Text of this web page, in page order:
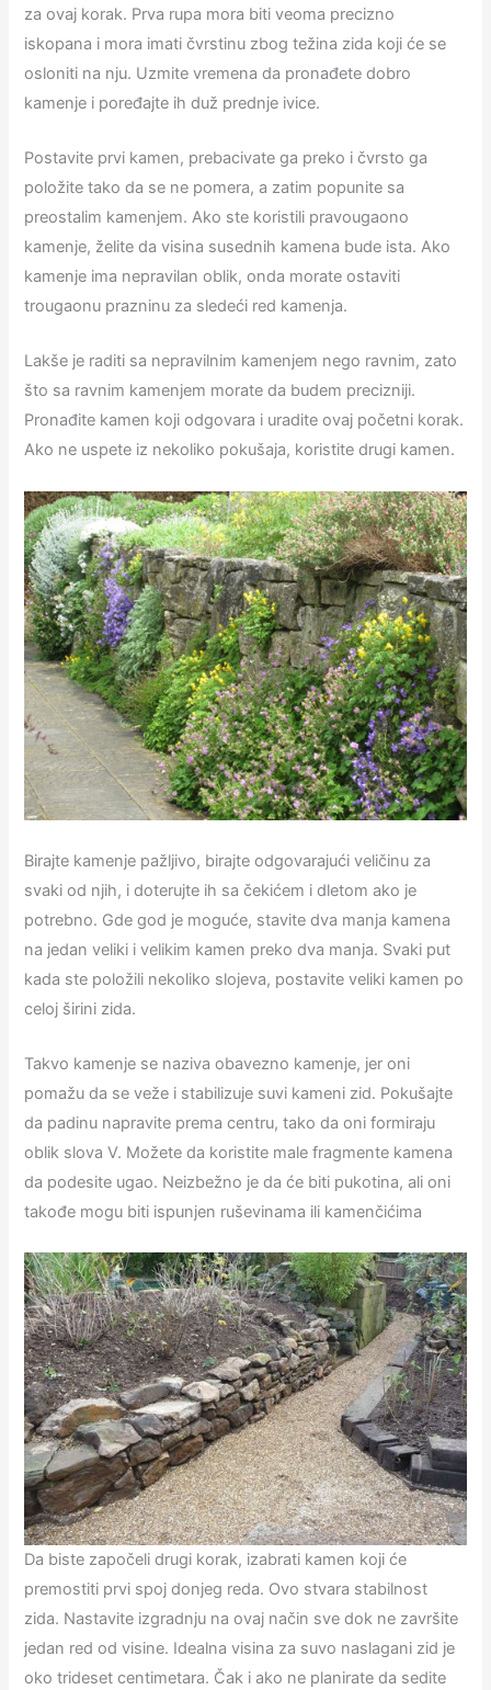
za ovaj korak. Prva rupa mora biti veoma precizno
iskopana i mora imati čvrstinu zbog težina zida koji će se
osloniti na nju. Uzmite vremena da pronađete dobro
kamenje i poređajte ih duž prednje ivice.
Postavite prvi kamen, prebacivate ga preko i čvrsto ga
položite tako da se ne pomera, a zatim popunite sa
preostalim kamenjem. Ako ste koristili pravougaono
kamenje, želite da visina susednih kamena bude ista. Ako
kamenje ima nepravilan oblik, onda morate ostaviti
trougaonu prazninu za sledeći red kamenja.
Lakše je raditi sa nepravilnim kamenjem nego ravnim, zato
što sa ravnim kamenjem morate da budem precizniji.
Pronađite kamen koji odgovara i uradite ovaj početni korak.
Ako ne uspete iz nekoliko pokušaja, koristite drugi kamen.
Birajte kamenje pažljivo, birajte odgovarajući veličinu za
svaki od njih, i doterujte ih sa čekićem i dletom ako je
potrebno. Gde god je moguće, stavite dva manja kamena
na jedan veliki i velikim kamen preko dva manja. Svaki put
kada ste položili nekoliko slojeva, postavite veliki kamen po
celoj širini zida.
Takvo kamenje se naziva obavezno kamenje, jer oni
pomažu da se veže i stabilizuje suvi kameni zid. Pokušajte
da padinu napravite prema centru, tako da oni formiraju
oblik slova V. Možete da koristite male fragmente kamena
da podesite ugao. Neizbežno je da će biti pukotina, ali oni
takođe mogu biti ispunjen ruševinama ili kamenčićima
Da biste započeli drugi korak, izabrati kamen koji će
premostiti prvi spoj donjeg reda. Ovo stvara stabilnost
zida. Nastavite izgradnju na ovaj način sve dok ne završite
jedan red od visine. Idealna visina za suvo naslagani zid je
oko trideset centimetara. Čak i ako ne planirate da sedite